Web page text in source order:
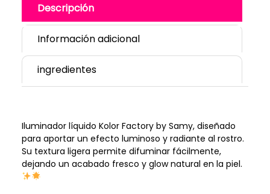
Descripción
Información adicional
ingredientes
Iluminador líquido Kolor Factory by Samy, diseñado
para aportar un efecto luminoso y radiante al rostro.
Su textura ligera permite difuminar fácilmente,
dejando un acabado fresco y glow natural en la piel.